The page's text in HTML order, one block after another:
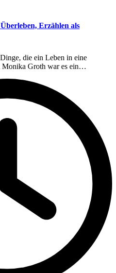
Erzählen als
die ein Leben in eine
Monika Groth war es ein…